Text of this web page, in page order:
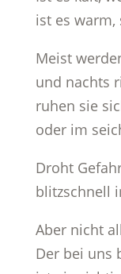
ist es
Meist
und nachts
ruhen sie
oder im
Droht
blitzschnell
Aber nicht
Der bei uns